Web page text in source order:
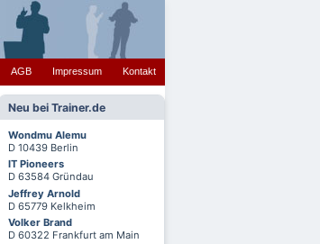
AGB Impressum Kontakt
Neu bei Trainer.de
Wondmu Alemu
D 10439 Berlin
IT Pioneers
D 63584 Gründau
Jeffrey Arnold
D 65779 Kelkheim
Volker Brand
D 60322 Frankfurt am Main